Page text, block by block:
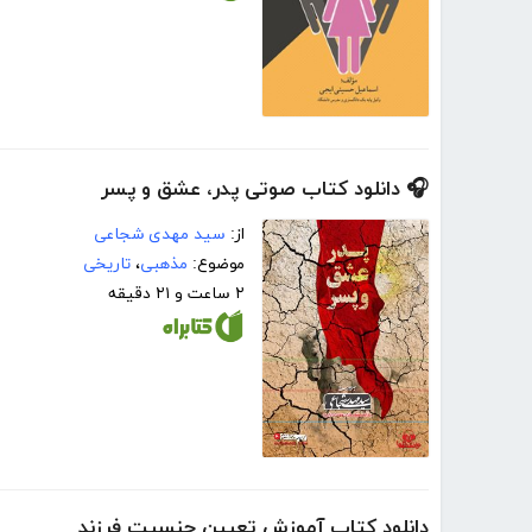
🎧 دانلود کتاب صوتی پدر، عشق و پسر
از: سید مهدی شجاعی
موضوع: مذهبی، تاریخی
۲ ساعت و ۲۱ دقیقه